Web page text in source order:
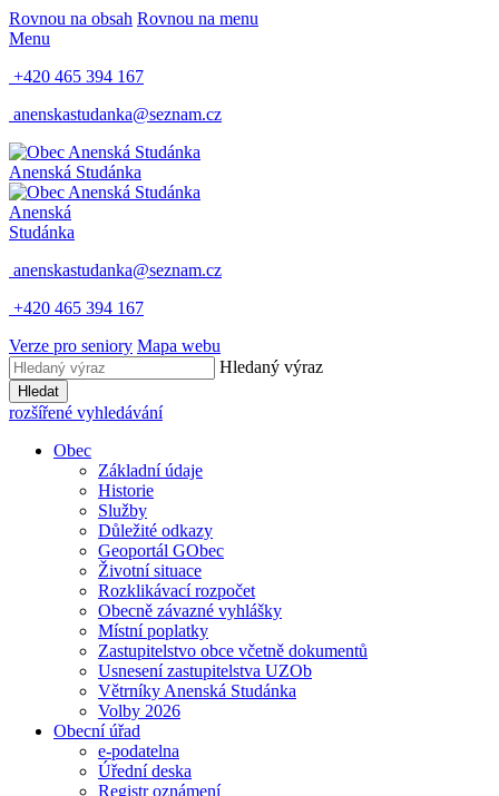
Rovnou na obsah Rovnou na menu
Menu
+420 465 394 167
anenskastudanka@seznam.cz
Anenská Studánka
Anenská
Studánka
anenskastudanka@seznam.cz
+420 465 394 167
Verze pro seniory Mapa webu
Hledaný výraz
Hledat
rozšířené vyhledávání
Obec
Základní údaje
Historie
Služby
Důležité odkazy
Geoportál GObec
Životní situace
Rozklikávací rozpočet
Obecně závazné vyhlášky
Místní poplatky
Zastupitelstvo obce včetně dokumentů
Usnesení zastupitelstva UZOb
Větrníky Anenská Studánka
Volby 2026
Obecní úřad
e-podatelna
Úřední deska
Registr oznámení